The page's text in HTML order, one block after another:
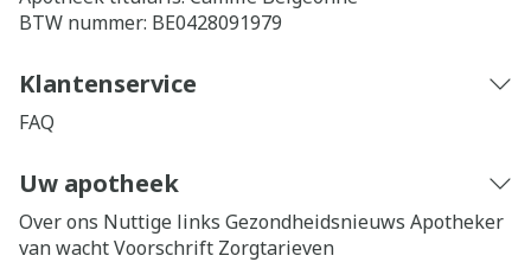
BTW nummer: BE0428091979
Klantenservice
FAQ
Uw apotheek
Over ons Nuttige links Gezondheidsnieuws Apotheker
van wachtVoorschrift Zorgtarieven